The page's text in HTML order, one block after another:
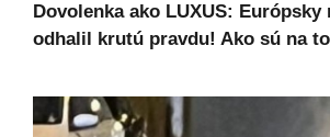
Dovolenka ako LUXUS: Európsky
odhalil krutú pravdu! Ako sú na